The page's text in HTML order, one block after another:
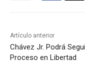
Artículo anterior
Chávez Jr. Podrá
Proceso en Libertad